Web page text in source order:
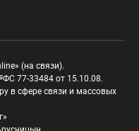
(на связи).
77-33484 от 15.10.08.
в сфере связи и массовых